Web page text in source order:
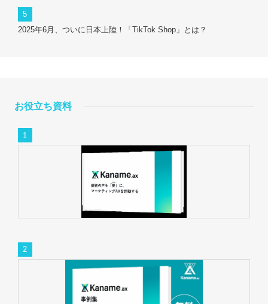
2025年6月、ついに日本上陸！「TikTok Shop」とは？
お役立ち資料